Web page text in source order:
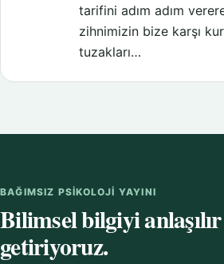
tarifini adım adım
zihnimizin bize karşı
tuzakları…
BAĞIMSIZ PSIKOLOJI YAYINI
Bilimsel bilgiyi
getiriyoruz.